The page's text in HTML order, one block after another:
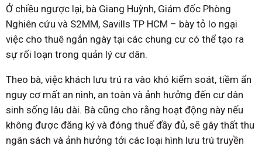
Ở chiều ngược lại, bà Giang Huỳnh, Giám đốc Phòng
Nghiên cứu và S2MM, Savills TP HCM – bày tỏ lo ngại
việc cho thuê ngắn ngày tại các chung cư có thể tạo ra
sự rối loạn trong quản lý cư dân.
Theo bà, việc khách lưu trú ra vào khó kiểm soát, tiềm ẩn
nguy cơ mất an ninh, an toàn và ảnh hưởng đến cư dân
sinh sống lâu dài. Bà cũng cho rằng hoạt động này nếu
không được đăng ký và đóng thuế đầy đủ, sẽ gây thất thu
ngân sách và ảnh hưởng tới các loại hình lưu trú truyền